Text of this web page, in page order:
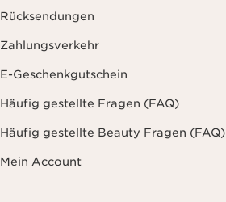
Rücksendungen
Zahlungsverkehr
E-Geschenkgutschein
Häufig gestellte Fragen (FAQ)
Häufig gestellte Beauty Fragen (FAQ)
Mein Account